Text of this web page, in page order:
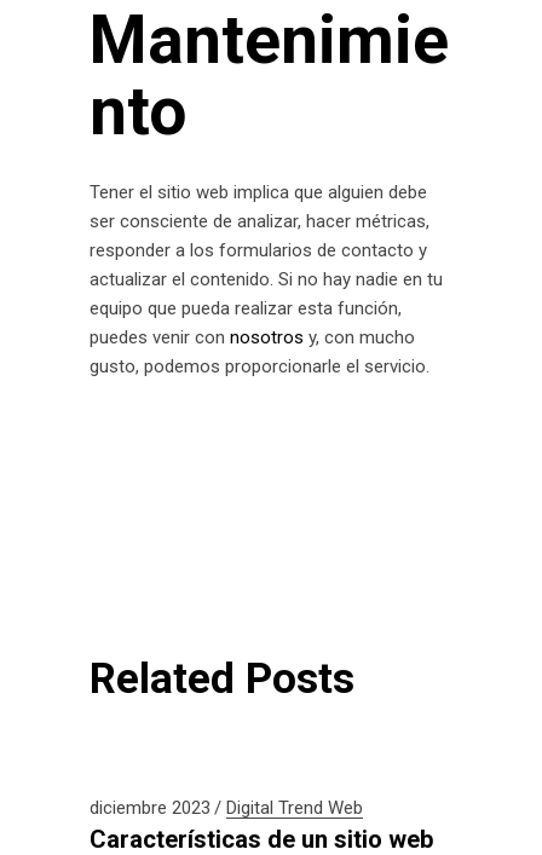
Mantenimie
nto
Tener el sitio web implica que alguien debe
ser consciente de analizar, hacer métricas,
responder a los formularios de contacto y
actualizar el contenido. Si no hay nadie en tu
equipo que pueda realizar esta función,
puedes venir con nosotros y, con mucho
gusto, podemos proporcionarle el servicio.
Related Posts
diciembre 2023 Digital Trend Web
Características de un sitio web